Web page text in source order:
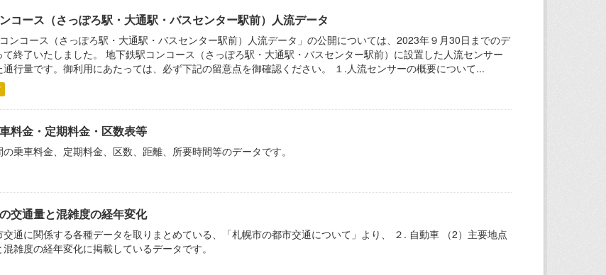
コース（さっぽろ駅・大通駅・バスセンター駅前）人流データ
ンコース（さっぽろ駅・大通駅・バスセンター駅前）人流データ」の公開については、2023年９月30日までのデ
て終了いたしました。 地下鉄駅コンコース（さっぽろ駅・大通駅・バスセンター駅前）に設置した人流センサー
通行量です。御利用にあたっては、必ず下記の留意点を御確認ください。 １.人流センサーの概要について...
料金・定期料金・区数表等
乗車料金、定期料金、区数、距離、所要時間等のデータです。
交通量と混雑度の経年変化
交通に関係する各種データを取りまとめている、「札幌市の都市交通について」より、 ２. 自動車 （2）主要地点
雑度の経年変化に掲載しているデータです。